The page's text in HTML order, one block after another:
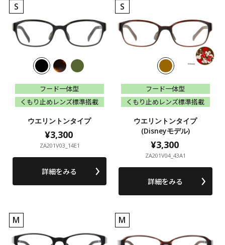
S
フード一体型
くもり止めレンズ標準搭載
ウエリントンタイプ
¥3,300
ZA201V03_14E1
詳細をみる
フード一体型
くもり止めレンズ標準搭載
¥3,300
フード一体型
くもり止めレンズ標準搭載
¥3,300
S
フード一体型
くもり止めレンズ標準搭載
ウエリントンタイプ
(Disneyモデル)
¥3,300
ZA201V04_43A1
詳細をみる
M M